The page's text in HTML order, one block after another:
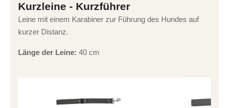
Kurzleine - Kurzführer
Leine mit einem Karabiner zur Führung des Hundes auf
kurzer Distanz.
Länge der Leine: 40 cm